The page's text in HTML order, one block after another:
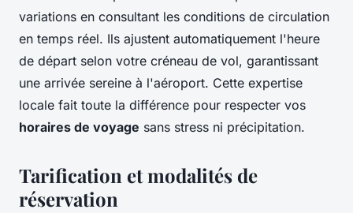
variations en consultant les conditions de circulation
en temps réel. Ils ajustent automatiquement l'heure
de départ selon votre créneau de vol, garantissant
une arrivée sereine à l'aéroport. Cette expertise
locale fait toute la différence pour respecter vos
horaires de voyage sans stress ni précipitation.
Tarification et modalités de
réservation